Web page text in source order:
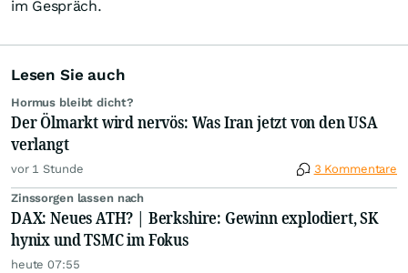
im Gespräch.
Lesen Sie auch
Hormus bleibt dicht?
Der Ölmarkt wird nervös: Was Iran jetzt von den USA
verlangt
vor 1 Stunde 3 Kommentare
Zinssorgen lassen nach
DAX: Neues ATH? | Berkshire: Gewinn explodiert, SK
hynix und TSMC im Fokus
heute 07:55